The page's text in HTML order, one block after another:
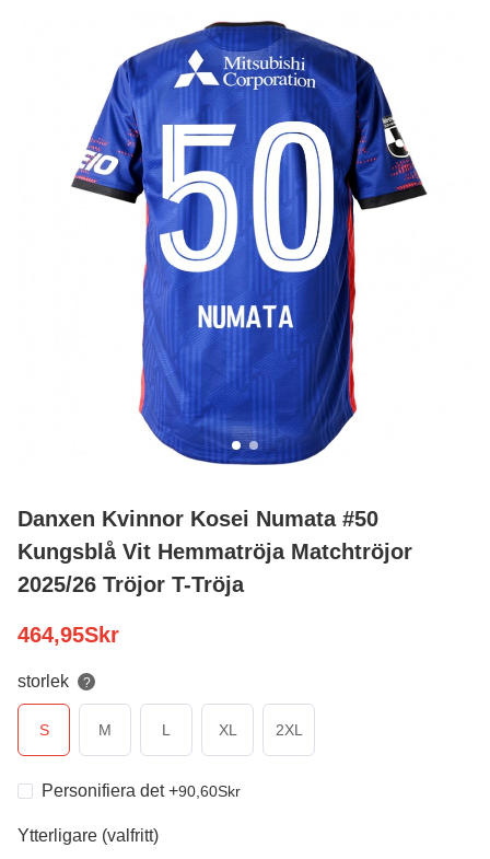
Danxen Kvinnor Kosei Numata #50
Kungsblå Vit Hemmatröja Matchtröjor
2025/26 Tröjor T-Tröja
464,95Skr
storlek ?
S M L XL 2XL
Personifiera det+90,60Skr
Ytterligare (valfritt)